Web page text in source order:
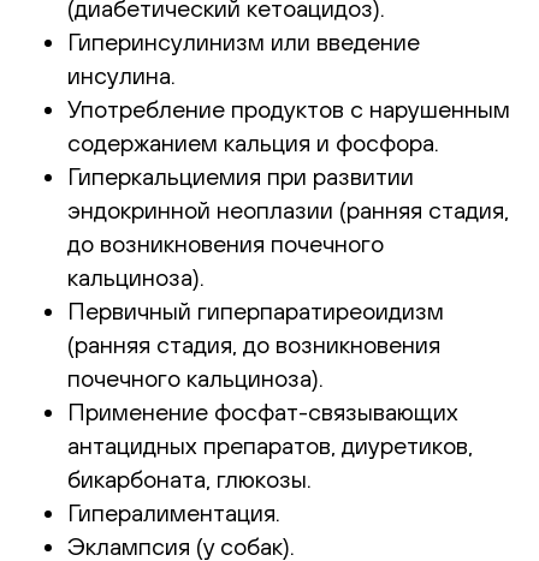
(диабетический кетоацидоз).
Гиперинсулинизм или введение
инсулина.
Употребление продуктов с нарушенным
содержанием кальция и фосфора.
Гиперкальциемия при развитии
эндокринной неоплазии (ранняя стадия,
до возникновения почечного
кальциноза).
Первичный гиперпаратиреоидизм
(ранняя стадия, до возникновения
почечного кальциноза).
Применение фосфат-связывающих
антацидных препаратов, диуретиков,
бикарбоната, глюкозы.
Гипералиментация.
Эклампсия (у собак).